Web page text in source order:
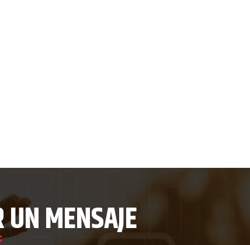
UN MENSAJE